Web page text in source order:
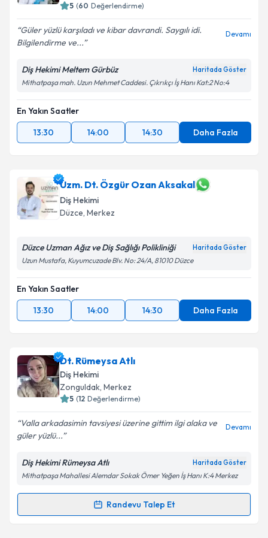
Kişisel verilerimin işlenmesine ilişkin
kapsamda işlenmesini kabul ediyorum.
5 (60 Değerlendirme)
Güler yüzlü karşıladı ve kibar davrandi. Saygılı idi.
Bilgilendirme ve...
Devamı
Diş Hekimi Meltem Gürbüz Haritada Göster
Mithatpaşa mah. Uzun Mehmet Caddesi. Çıkrıkçı İş Hanı Kat:2 No:4
En Yakın Saatler
13:30
14:00 14:30 Daha Fazla
Uzm. Dt. Özgür Ozan Aksakal
Diş Hekimi
Düzce, Merkez
Düzce Uzman Ağız ve Diş Sağlığı Polikliniği Haritada Göster
Uzun Mustafa, Kuyumcuzade Blv. No: 24/A, 81010 Düzce
En Yakın Saatler
13:30
14:00 14:30 Daha Fazla
Dt. Rümeysa Atlı
Diş Hekimi
Zonguldak, Merkez
5 (12 Değerlendirme)
Valla arkadasimin tavsiyesi üzerine gittim ilgi alaka ve
güler yüzlü...
Devamı
Diş Hekimi Rümeysa Atlı Haritada Göster
Mithatpaşa Mahallesi Alemdar Sokak Ömer Yeğen İş Hanı K:4 Merkez
Randevu Talep Et
Randevu Takvimi Talebi